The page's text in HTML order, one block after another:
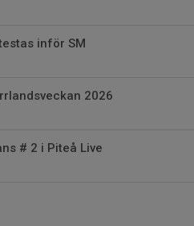
inför SM
2026
# 2 i Piteå Live